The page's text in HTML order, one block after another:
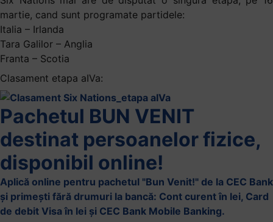
martie, cand sunt programate partidele:
Italia – Irlanda
Tara Galilor – Anglia
Franta – Scotia
Clasament etapa aIVa:
Pachetul BUN VENIT
destinat persoanelor fizice,
disponibil online!
Aplică online pentru pachetul "Bun Venit!" de la CEC Bank
și primești fără drumuri la bancă: Cont curent în lei, Card
de debit Visa în lei și CEC Bank Mobile Banking.​